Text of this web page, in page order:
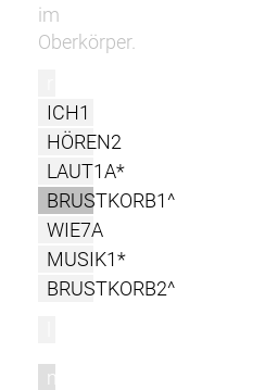
im
Oberkörper.
ICH1
HÖREN2
LAUT1A*
BRUSTKORB1^
WIE7A
MUSIK1*
BRUSTKORB2^
m